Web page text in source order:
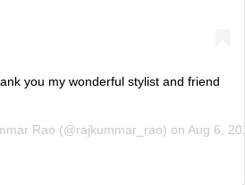
you my wonderful stylist and friend
Rao (@rajkummar_rao) on Aug 6,